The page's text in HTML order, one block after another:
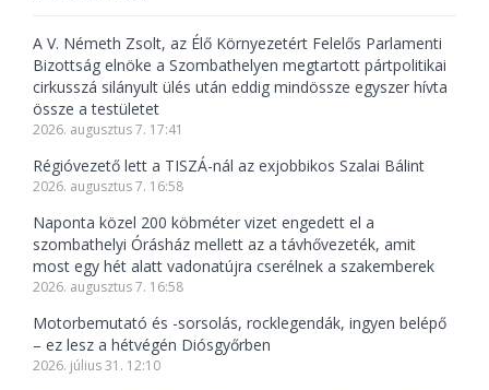
A V. Németh Zsolt, az Élő Környezetért Felelős Parlamenti
Bizottság elnöke a Szombathelyen megtartott pártpolitikai
cirkusszá silányult ülés után eddig mindössze egyszer hívta
össze a testületet
2026. augusztus 7. 17:41
Régióvezető lett a TISZÁ-nál az exjobbikos Szalai Bálint
2026. augusztus 7. 16:58
Naponta közel 200 köbméter vizet engedett el a
szombathelyi Órásház mellett az a távhővezeték, amit
most egy hét alatt vadonatújra cserélnek a szakemberek
2026. augusztus 7. 16:58
Motorbemutató és -sorsolás, rocklegendák, ingyen belépő
– ez lesz a hétvégén Diósgyőrben
2026. július 31. 12:10